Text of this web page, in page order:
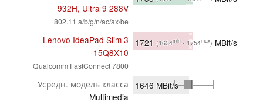
932H, Ultra 9 288V
802.11 a/​b/​g/​n/​ac/​ax/​be
Lenovo IdeaPad Slim 3
15Q8X10
Qualcomm FastConnect 7800
1721 (1634min - 1754max) MBit/s
Усредн. модель класса
Multimedia
1646 MBit/s